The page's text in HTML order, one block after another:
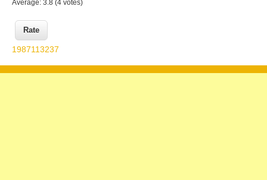
Average: 3.8 (4 votes)
1987113237